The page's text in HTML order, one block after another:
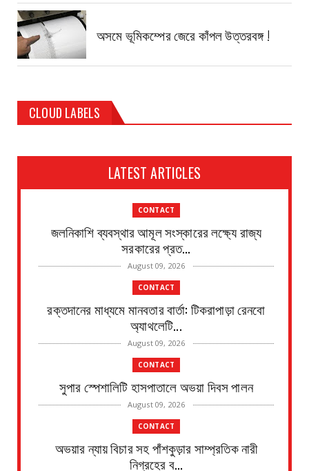
অসমে ভূমিকম্পের জেরে কাঁপল উত্তরবঙ্গ !
CLOUD LABELS
LATEST ARTICLES
CONTACT
জলনিকাশি ব্যবস্থার আমূল সংস্কারের লক্ষ্যে রাজ্য
সরকারের প্রত...
August 09, 2026
CONTACT
রক্তদানের মাধ্যমে মানবতার বার্তা: টিকরাপাড়া রেনবো
অ্যাথলেটি...
August 09, 2026
CONTACT
সুপার স্পেশালিটি হাসপাতালে অভয়া দিবস পালন
August 09, 2026
CONTACT
অভয়ার ন্যায় বিচার সহ পাঁশকুড়ার সাম্প্রতিক নারী
নিগ্রহের ব...